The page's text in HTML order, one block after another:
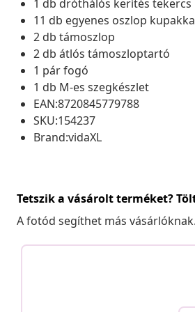
1 db dróthálós kerítés tekercs
11 db egyenes oszlop
2 db támoszlop
2 db átlós támoszloptartó
1 pár fogó
1 db M-es szegkészlet
EAN:8720845779788
SKU:154237
Brand:vidaXL
Tetszik a vásárolt terméket?
A fotód segíthet más